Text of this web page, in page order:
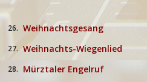
26. Weihnachtsgesang
27. Weihnachts-Wiegenlied
28. Mürztaler Engelruf